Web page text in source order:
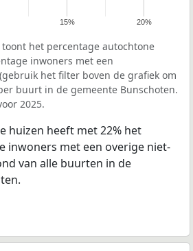
15% 20%
het percentage autochtone
inwoners met een
het filter boven de grafiek om
buurt in de gemeente Bunschoten.
2025.
huizen heeft met 22% het
inwoners met een overige niet-
van alle buurten in de